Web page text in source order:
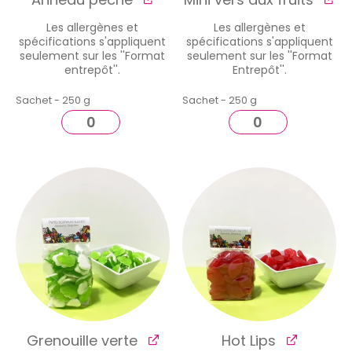
Les allergènes et
spécifications s'appliquent
seulement sur les ''Format
entrepôt''.
Sachet - 250 g
Les allergènes et
spécifications s'appliquent
seulement sur les ''Format
Entrepôt''.
Sachet - 250 g
Grenouille verte Hot Lips